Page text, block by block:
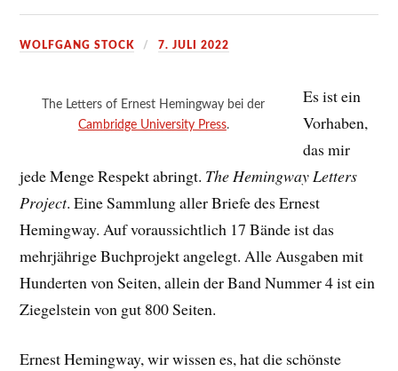
WOLFGANG STOCK 7. JULI 2022
The Letters of Ernest Hemingway bei der
Cambridge University Press.
Es ist ein
Vorhaben,
das mir
jede Menge Respekt abringt. The Hemingway Letters
Project. Eine Sammlung aller Briefe des Ernest
Hemingway. Auf voraussichtlich 17 Bände ist das
mehrjährige Buchprojekt angelegt. Alle Ausgaben mit
Hunderten von Seiten, allein der Band Nummer 4 ist ein
Ziegelstein von gut 800 Seiten.
Ernest Hemingway, wir wissen es, hat die schönste